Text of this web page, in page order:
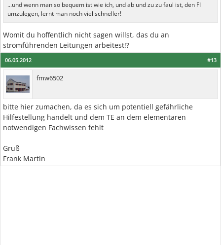
...und wenn man so bequem ist wie ich, und ab und zu zu faul ist, den FI
umzulegen, lernt man noch viel schneller!
Womit du hoffentlich nicht sagen willst, das du an
stromführenden Leitungen arbeitest!?
#13
06.05.2012
fmw6502
bitte hier zumachen, da es sich um potentiell gefährliche
Hilfestellung handelt und dem TE an dem elementaren
notwendigen Fachwissen fehlt
Gruß
Frank Martin